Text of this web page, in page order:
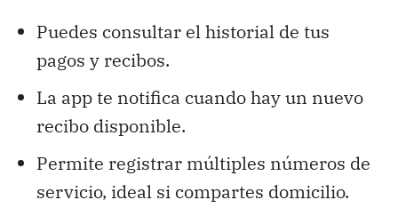
Puedes consultar el historial de tus
pagos y recibos.
La app te notifica cuando hay un nuevo
recibo disponible.
Permite registrar múltiples números de
servicio, ideal si compartes domicilio.